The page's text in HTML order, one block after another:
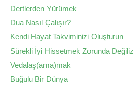
Dertlerden Yürümek
Dua Nasıl Çalışır?
Kendi Hayat Takviminizi Oluşturun
Sürekli İyi Hissetmek Zorunda Değiliz
Vedalaş(ama)mak
Buğulu Bir Dünya